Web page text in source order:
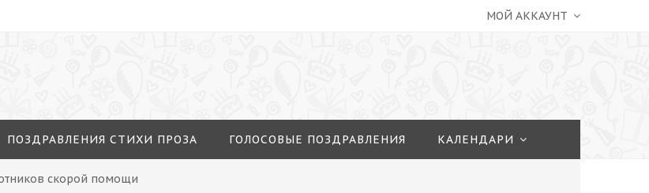
МОЙ АККАУНТ
ПОЗДРАВЛЕНИЯ СТИХИ ПРОЗА ГОЛОСОВЫЕ ПОЗДРАВЛЕНИЯ КАЛЕНДАРИ
скорой помощи